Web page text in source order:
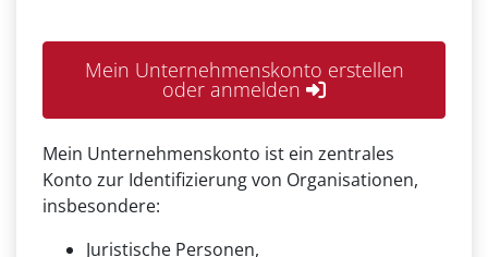
Mein Unternehmenskonto erstellen
oder anmelden
Mein Unternehmenskonto ist ein zentrales
Konto zur Identifizierung von Organisationen,
insbesondere:
Juristische Personen,